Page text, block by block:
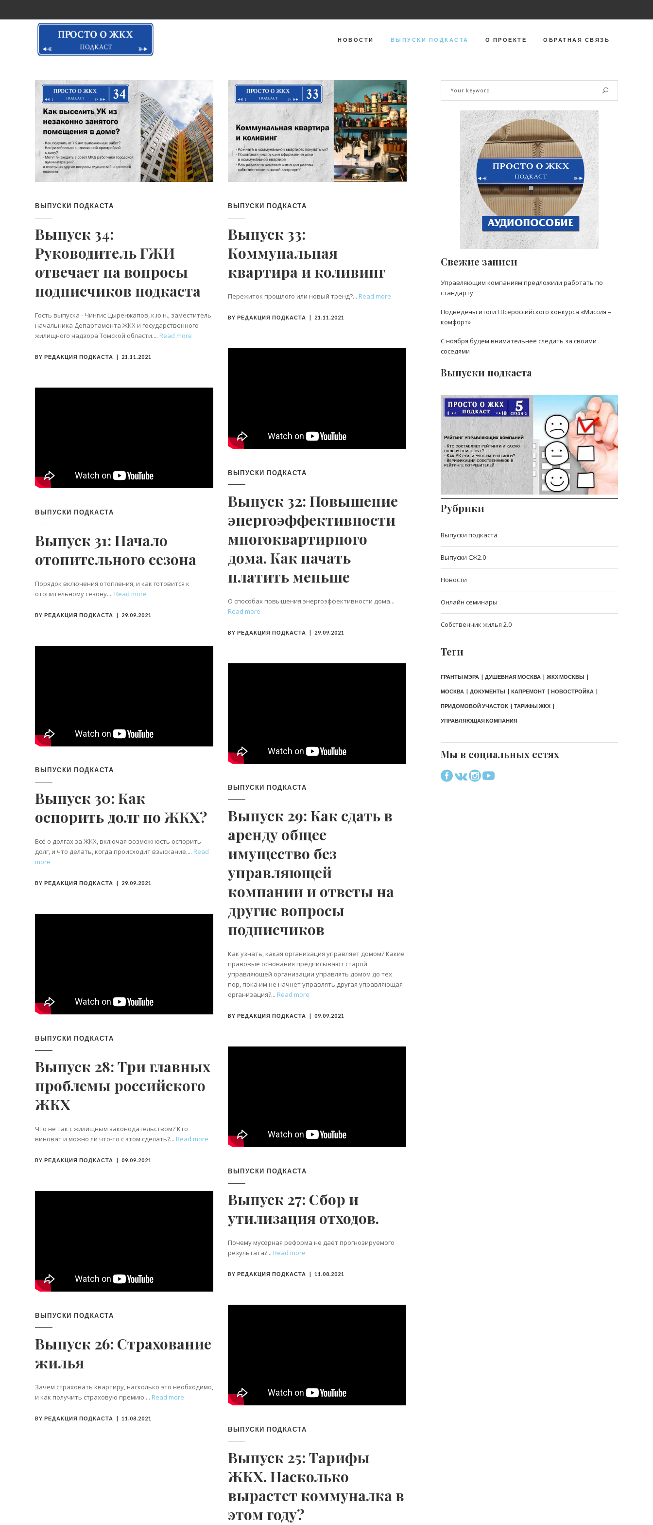
НОВОСТИ ВЫПУСКИ ПОДКАСТА О ПРОЕКТЕ ОБРАТНАЯ СВЯЗЬ
ВЫПУСКИ ПОДКАСТА
Выпуск 34:
Руководитель ГЖИ
отвечает на вопросы
подписчиков подкаста
Гость выпуска - Чингис Цыренжапов, к.ю.н., заместитель
начальника Департамента ЖКХ и государственного
жилищного надзора Томской области.
Read more
BY РЕДАКЦИЯ ПОДКАСТА 21.11.2021
ВЫПУСКИ ПОДКАСТА
Выпуск 33:
Коммунальная
квартира и коливинг
Пережиток прошлого или новый тренд? Read more
BY РЕДАКЦИЯ ПОДКАСТА 21.11.2021
ВЫПУСКИ ПОДКАСТА
Выпуск 32: Повышение
энергоэффективности
многоквартирного
дома. Как начать
платить меньше
О способах повышения энергоэффективности дома
Read more
BY РЕДАКЦИЯ ПОДКАСТА 29.09.2021
ВЫПУСКИ ПОДКАСТА
Выпуск 31: Начало
отопительного сезона
Порядок включения отопления, и как готовится к
отопительному сезону.
Read more
BY РЕДАКЦИЯ ПОДКАСТА 29.09.2021
ВЫПУСКИ ПОДКАСТА
Выпуск 30: Как
оспорить долг по ЖКХ?
Всё о долгах за ЖКХ, включая возможность оспорить
долг, и что делать, когда происходит взыскание.
Read
more
BY РЕДАКЦИЯ ПОДКАСТА 29.09.2021
ВЫПУСКИ ПОДКАСТА
Выпуск 29: Как сдать в
аренду общее
имущество без
управляющей
компании и ответы на
другие вопросы
подписчиков
Как узнать, какая организация управляет домом? Какие
правовые основания предписывают старой
управляющей организации управлять домом до тех
пор, пока им не начнет управлять другая управляющая
организация?
Read more
BY РЕДАКЦИЯ ПОДКАСТА 09.09.2021
ВЫПУСКИ ПОДКАСТА
Выпуск 28: Три главных
проблемы российского
ЖКХ
Что не так с жилищным законодательством? Кто
виноват и можно ли что-то с этом сделать?
Read more
BY РЕДАКЦИЯ ПОДКАСТА 09.09.2021
ВЫПУСКИ ПОДКАСТА
Выпуск 27: Сбор и
утилизация отходов.
Почему мусорная реформа не дает прогнозируемого
результата?
Read more
BY РЕДАКЦИЯ ПОДКАСТА 11.08.2021
ВЫПУСКИ ПОДКАСТА
Выпуск 26: Страхование
жилья
Зачем страховать квартиру, насколько это необходимо,
и как получить страховую премию.
Read more
BY РЕДАКЦИЯ ПОДКАСТА 11.08.2021
ВЫПУСКИ ПОДКАСТА
Выпуск 25: Тарифы
ЖКХ. Насколько
вырастет коммуналка в
этом году?
Свежие записи
Управляющим компаниям предложили работать по
стандарту
Подведены итоги I Всероссийского конкурса «Миссия –
комфорт»
С ноября будем внимательнее следить за своими
соседями
Выпуски подкаста
Рейтинг управляющих
компаний
В пятой серии второго сезона подкаста
«Просто о Ж
Рубрики
Выпуски подкаста
Выпуски СЖ2.0
Новости
Онлайн семинары
Собственник жилья 2.0
Теги
ГРАНТЫ МЭРА ДУШЕВНАЯ МОСКВА ЖКХ МОСКВЫ
МОСКВА ДОКУМЕНТЫ КАПРЕМОНТ НОВОСТРОЙКА
ПРИДОМОВОЙ УЧАСТОК ТАРИФЫ ЖКХ
УПРАВЛЯЮЩАЯ КОМПАНИЯ
Мы в социальных сетях